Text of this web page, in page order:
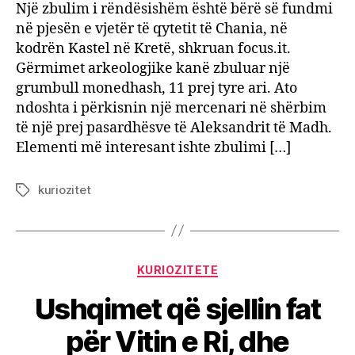
Një zbulim i rëndësishëm është bërë së fundmi
në pjesën e vjetër të qytetit të Chania, në
kodrën Kastel në Kretë, shkruan focus.it.
Gërmimet arkeologjike kanë zbuluar një
grumbull monedhash, 11 prej tyre ari. Ato
ndoshta i përkisnin një mercenari në shërbim
të një prej pasardhësve të Aleksandrit të Madh.
Elementi më interesant ishte zbulimi […]
Tagskuriozitet
Categories
KURIOZITETE
Ushqimet që sjellin fat
për Vitin e Ri, dhe